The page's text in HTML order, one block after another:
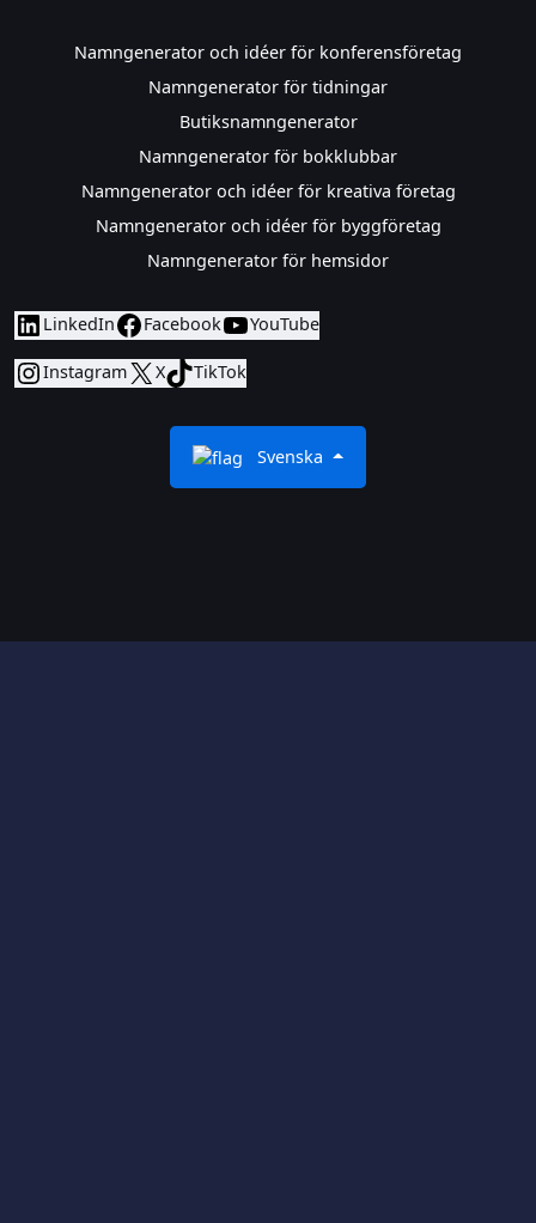
Namngenerator och idéer för konferensföretag
Namngenerator för tidningar
Butiksnamngenerator
Namngenerator för bokklubbar
Namngenerator och idéer för kreativa företag
Namngenerator och idéer för byggföretag
Namngenerator för hemsidor
LinkedIn Facebook YouTube
Instagram X TikTok
Svenska